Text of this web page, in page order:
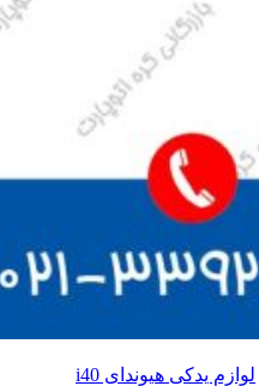
لوازم یدکی هیوندای i40